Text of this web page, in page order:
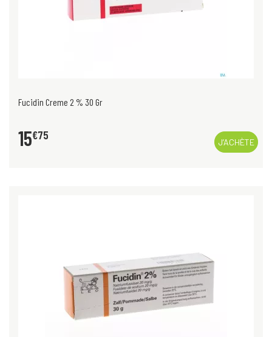
Fucidin Creme 2 % 30 Gr
15€75
J’ACHÈTE